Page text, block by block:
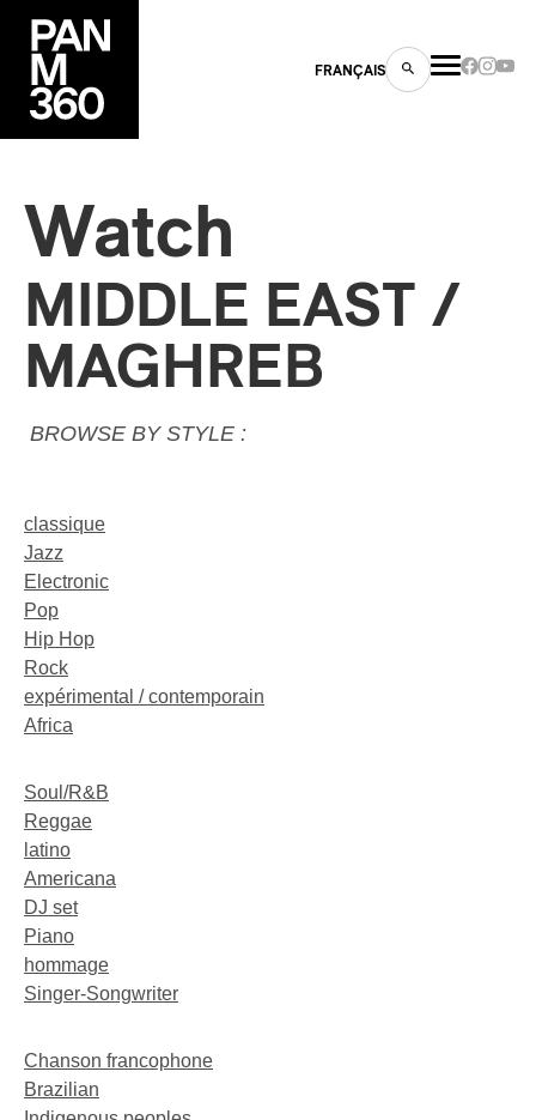
FRANÇAIS
Watch
MIDDLE EAST /
MAGHREB
BROWSE BY STYLE :
classique
Jazz
Electronic
Pop
Hip Hop
Rock
expérimental / contemporain
Africa
Soul/R&B
Reggae
latino
Americana
DJ set
Piano
hommage
Singer-Songwriter
Chanson francophone
Brazilian